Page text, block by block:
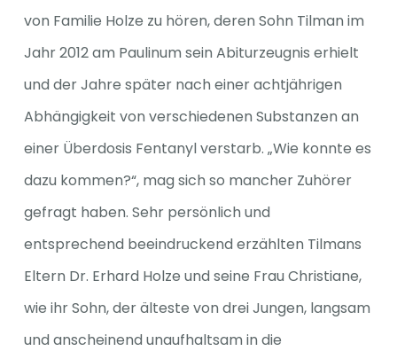
von Familie Holze zu hören, deren Sohn Tilman im
Jahr 2012 am Paulinum sein Abiturzeugnis erhielt
und der Jahre später nach einer achtjährigen
Abhängigkeit von verschiedenen Substanzen an
einer Überdosis Fentanyl verstarb. „Wie konnte es
dazu kommen?“, mag sich so mancher Zuhörer
gefragt haben. Sehr persönlich und
entsprechend beeindruckend erzählten Tilmans
Eltern Dr. Erhard Holze und seine Frau Christiane,
wie ihr Sohn, der älteste von drei Jungen, langsam
und anscheinend unaufhaltsam in die